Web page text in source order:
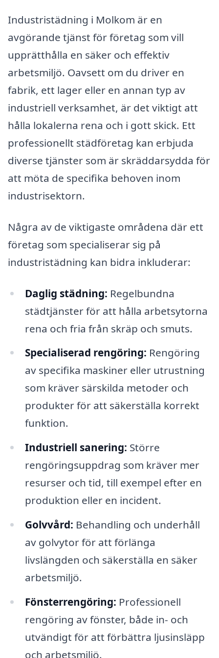
Industristädning i Molkom är en
avgörande tjänst för företag som vill
upprätthålla en säker och effektiv
arbetsmiljö. Oavsett om du driver en
fabrik, ett lager eller en annan typ av
industriell verksamhet, är det viktigt att
hålla lokalerna rena och i gott skick. Ett
professionellt städföretag kan erbjuda
diverse tjänster som är skräddarsydda för
att möta de specifika behoven inom
industrisektorn.
Några av de viktigaste områdena där ett
företag som specialiserar sig på
industristädning kan bidra inkluderar:
Daglig städning: Regelbundna
städtjänster för att hålla arbetsytorna
rena och fria från skräp och smuts.
Specialiserad rengöring: Rengöring
av specifika maskiner eller utrustning
som kräver särskilda metoder och
produkter för att säkerställa korrekt
funktion.
Industriell sanering: Större
rengöringsuppdrag som kräver mer
resurser och tid, till exempel efter en
produktion eller en incident.
Golvvård: Behandling och underhåll
av golvytor för att förlänga
livslängden och säkerställa en säker
arbetsmiljö.
Fönsterrengöring: Professionell
rengöring av fönster, både in- och
utvändigt för att förbättra ljusinsläpp
och arbetsmiljö.